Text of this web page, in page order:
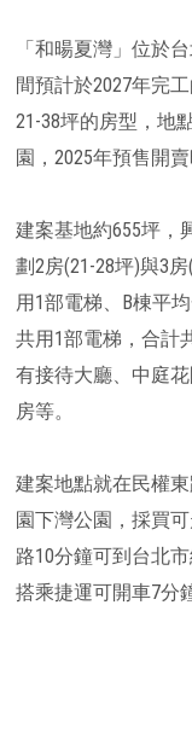
「和暘夏灣」位於
間預計於2027年完
21-38坪的房型，地
園，2025年預售開
建案基地約655坪，
劃2房(21-28坪)與3
用1部電梯、B棟平
共用1部電梯，合計
有接待大廳、中庭
房等。
建案地點就在民權
園下灣公園，採買
路10分鐘可到台北
搭乘捷運可開車7分